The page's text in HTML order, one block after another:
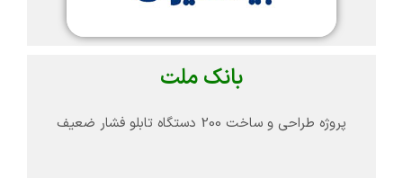
بانک ملت
پروژه طراحی و ساخت 200 دستگاه تابلو فشار ضعیف